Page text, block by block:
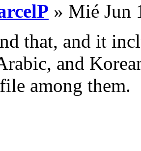
» Mié Jun
that, and it
and
among them.